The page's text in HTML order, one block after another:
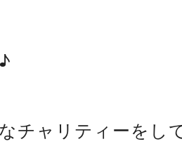
チャリティーをし